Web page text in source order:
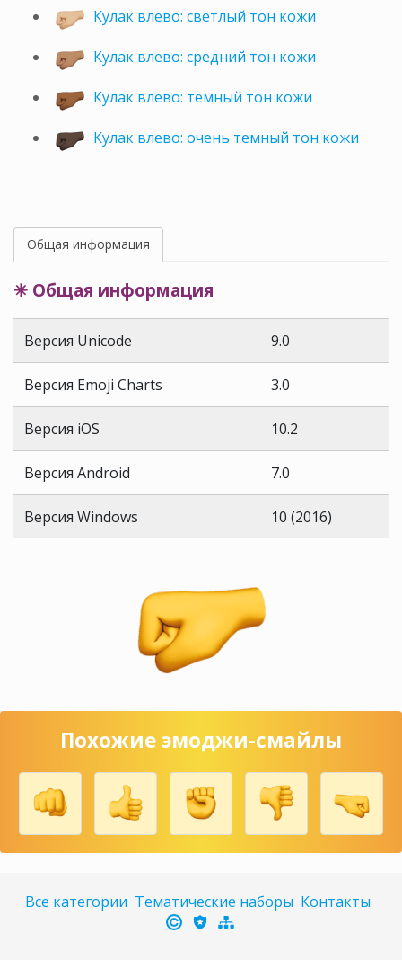
Кулак влево: светлый тон кожи
Кулак влево: средний тон кожи
Кулак влево: темный тон кожи
Кулак влево: очень темный тон кожи
Общая информация
✳ Общая информация
Версия Unicode 9.0
Версия Emoji Charts 3.0
Версия iOS 10.2
Версия Android 7.0
Версия Windows 10 (2016)
Похожие эмоджи-смайлы
Все категории Тематические наборы Контакты